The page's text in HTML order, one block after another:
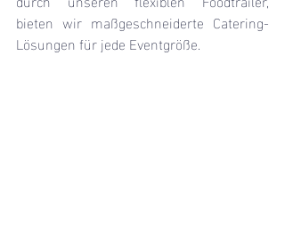
bieten wir maßgeschneiderte Catering-
Lösungen für jede Eventgröße.